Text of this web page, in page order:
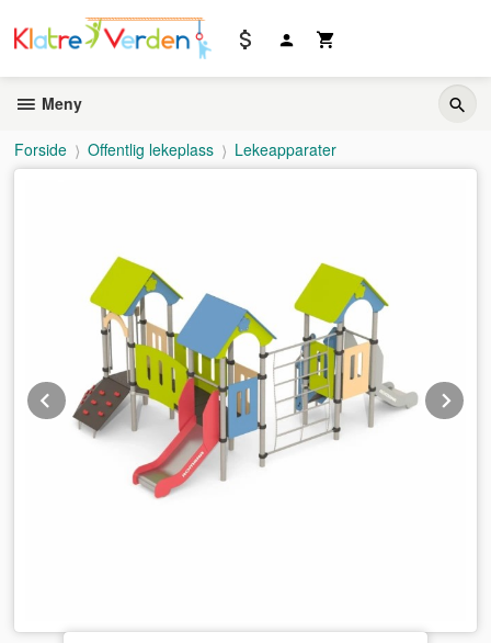
innholdet
Meny
Forside Offentlig lekeplass Lekeapparater
Prev